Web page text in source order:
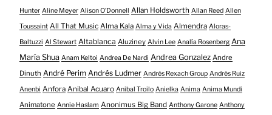
Hunter Aline Meyer Alison O​’​Donnell Allan Holdsworth Allan Reed Allen
Toussaint All That Music Alma Kala Alma y Vida Almendra Aloras-
Baltuzzi Al Stewart Altablanca Aluziney Alvin Lee Analía Rosenberg Ana
María Shua Anam Keltoi Andrea De Nardi Andrea Gonzalez Andre
Dinuth André Perim Andrés Ludmer Andrés Rexach Group Andrés Ruiz
Anenbi Anfora Anibal Acuaro Anibal Troilo Anielka Anima Anima Mundi
Animatone Annie Haslam Anonimus Big Band Anthony Garone Anthony